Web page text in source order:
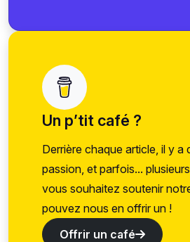
Un p’tit café ?
Derrière chaque article, il y a
passion, et parfois...
vous souhaitez soutenir
pouvez nous en offrir un !
Offrir un café